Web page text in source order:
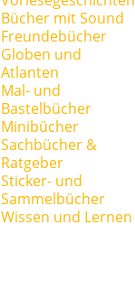
Bücher mit Sound
Freundebücher
Globen und
Atlanten
Mal- und
Bastelbücher
Minibücher
Sachbücher &
Ratgeber
Sticker- und
Sammelbücher
Wissen und Lernen